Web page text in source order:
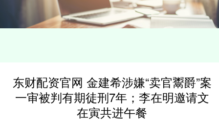
东财配资官网 金建希涉嫌“卖官鬻爵”案
一审被判有期徒刑7年；李在明邀请文
在寅共进午餐